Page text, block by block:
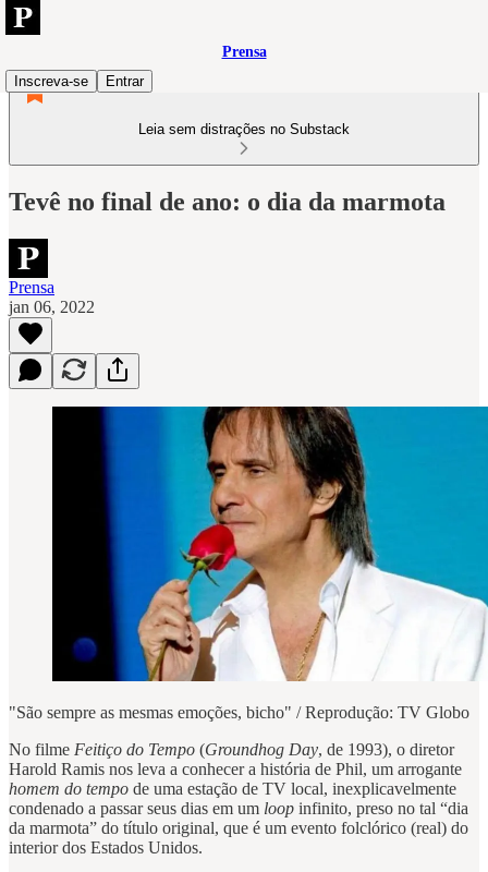
Prensa
Inscreva-se
Entrar
Leia sem distrações no Substack
Tevê no final de ano: o dia da marmota
Prensa
jan 06, 2022
"São sempre as mesmas emoções, bicho" / Reprodução: TV Globo
No filme Feitiço do Tempo (Groundhog Day, de 1993), o diretor
Harold Ramis nos leva a conhecer a história de Phil, um arrogante
homem do tempo de uma estação de TV local, inexplicavelmente
condenado a passar seus dias em um loop infinito, preso no tal “dia
da marmota” do título original, que é um evento folclórico (real) do
interior dos Estados Unidos.